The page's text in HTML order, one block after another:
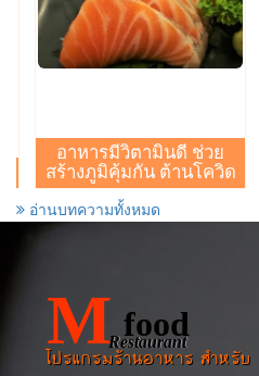
อาหารมีวิตามินดี ช่วย
สร้างภูมิคุ้มกัน ต้านโควิด
อ่านบทความทั้งหมด
M food
Restaurant
โปรแกรมร้านอาหาร สำหรับ